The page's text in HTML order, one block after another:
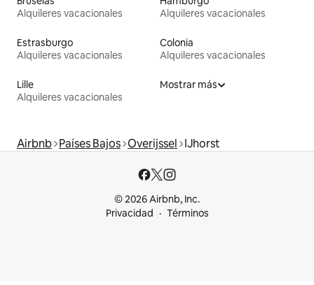
Alquileres vacacionales
Alquileres vacacionales
Estrasburgo
Alquileres vacacionales
Colonia
Alquileres vacacionales
Lille
Alquileres vacacionales
Mostrar más
Airbnb Países Bajos Overijssel IJhorst
© 2026 Airbnb, Inc.
Privacidad
Términos